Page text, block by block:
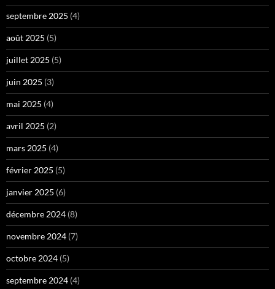
septembre 2025 (4)
août 2025 (5)
juillet 2025 (5)
juin 2025 (3)
mai 2025 (4)
avril 2025 (2)
mars 2025 (4)
février 2025 (5)
janvier 2025 (6)
décembre 2024 (8)
novembre 2024 (7)
octobre 2024 (5)
septembre 2024 (4)